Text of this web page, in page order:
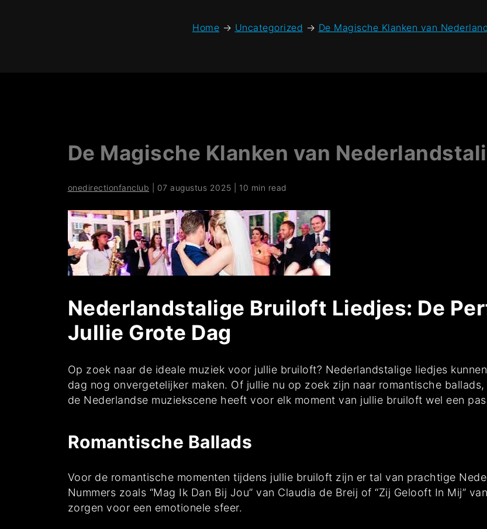
Home → Uncategorized → De Magische Klanken van
De Magische Klanken van
onedirectionfanclub 07 augustus 2025 10 min read
Nederlandstalige Bruiloft Liedjes: De
Jullie Grote Dag
Op zoek naar de ideale muziek voor jullie bruiloft? Nederlandstalige liedjes
dag nog onvergetelijker maken. Of jullie nu op zoek zijn naar romantische
de Nederlandse muziekscene heeft voor elk moment van jullie bruiloft wel een
Romantische Ballads
Voor de romantische momenten tijdens jullie bruiloft zijn er tal van prachtige
Nummers zoals “Mag Ik Dan Bij Jou” van Claudia de Breij of “Zij Gelooft In Mij”
zorgen voor een emotionele sfeer.